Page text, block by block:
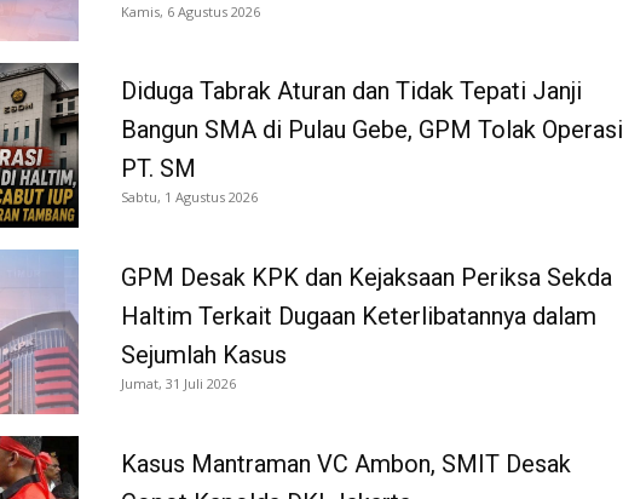
Kamis, 6 Agustus 2026
Diduga Tabrak Aturan dan Tidak Tepati Janji
Bangun SMA di Pulau Gebe, GPM Tolak Operasi
PT. SM
Sabtu, 1 Agustus 2026
GPM Desak KPK dan Kejaksaan Periksa Sekda
Haltim Terkait Dugaan Keterlibatannya dalam
Sejumlah Kasus
Jumat, 31 Juli 2026
Kasus Mantraman VC Ambon, SMIT Desak